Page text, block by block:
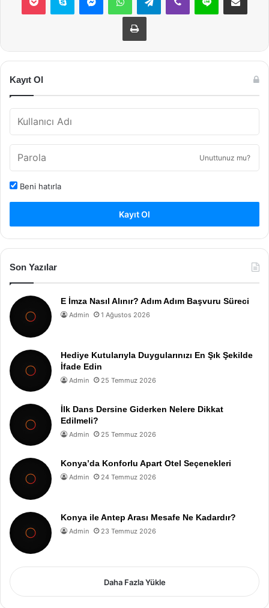
Yazdır
Kayıt Ol
Unuttunuz mu?
Beni hatırla
Kayıt Ol
Son Yazılar
E İmza Nasıl Alınır? Adım Adım Başvuru Süreci
Admin 1 Ağustos 2026
Hediye Kutularıyla Duygularınızı En Şık Şekilde
İfade Edin
Admin 25 Temmuz 2026
İlk Dans Dersine Giderken Nelere Dikkat
Edilmeli?
Admin 25 Temmuz 2026
Konya’da Konforlu Apart Otel Seçenekleri
Admin 24 Temmuz 2026
Konya ile Antep Arası Mesafe Ne Kadardır?
Admin 23 Temmuz 2026
Daha Fazla Yükle